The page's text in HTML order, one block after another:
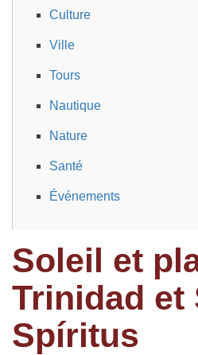
Culture
Ville
Tours
Nautique
Nature
Santé
Événements
Soleil et
Trinidad et
Spíritus